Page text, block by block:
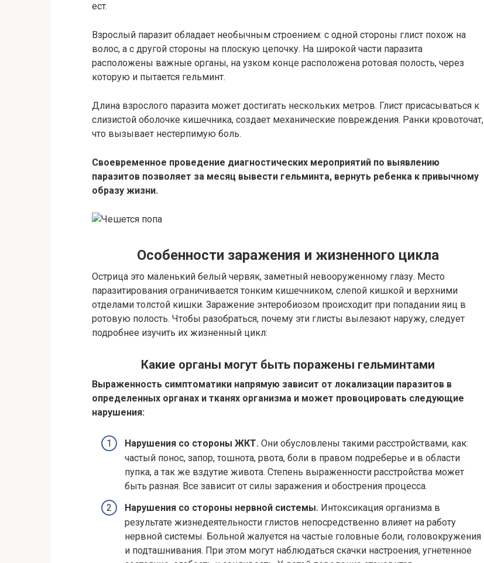
ест.
Взрослый паразит обладает необычным строением: с одной стороны глист похож на
волос, а с другой стороны на плоскую цепочку. На широкой части паразита
расположены важные органы, на узком конце расположена ротовая полость, через
которую и пытается гельминт.
Длина взрослого паразита может достигать нескольких метров. Глист присасываться к
слизистой оболочке кишечника, создает механические повреждения. Ранки кровоточат,
что вызывает нестерпимую боль.
Своевременное проведение диагностических мероприятий по выявлению
паразитов позволяет за месяц вывести гельминта, вернуть ребенка к привычному
образу жизни.
Особенности заражения и жизненного цикла
Острица это маленький белый червяк, заметный невооруженному глазу. Место
паразитирования ограничивается тонким кишечником, слепой кишкой и верхними
отделами толстой кишки. Заражение энтеробиозом происходит при попадании яиц в
ротовую полость. Чтобы разобраться, почему эти глисты вылезают наружу, следует
подробнее изучить их жизненный цикл:
Какие органы могут быть поражены гельминтами
Выраженность симптоматики напрямую зависит от локализации паразитов в
определенных органах и тканях организма и может провоцировать следующие
нарушения:
Нарушения со стороны ЖКТ. Они обусловлены такими расстройствами, как:
частый понос, запор, тошнота, рвота, боли в правом подреберье и в области
пупка, а так же вздутие живота. Степень выраженности расстройства может
быть разная. Все зависит от силы заражения и обострения процесса.
Нарушения со стороны нервной системы. Интоксикация организма в
результате жизнедеятельности глистов непосредственно влияет на работу
нервной системы. Больной жалуется на частые головные боли, головокружения
и подташнивания. При этом могут наблюдаться скачки настроения, угнетенное